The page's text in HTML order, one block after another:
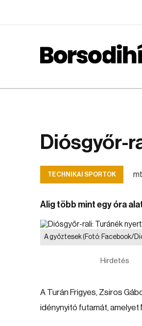
Diósgyőr-
TECHNIKAI SPORTOK
Alig több mint egy óra
A győztesek(Fotó: Facebook/
Hirdetés
A Turán Frigyes, Zsiros
idénynyitó futamát, amelyet